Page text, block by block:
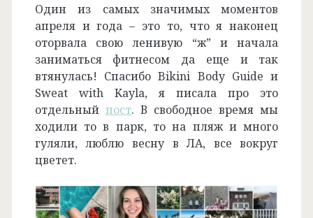
Один из самых значимых моментов
апреля и года – это то, что я наконец
оторвала свою ленивую “ж” и начала
заниматься фитнесом да еще и так
втянулась! Спасибо Bikini Body Guide и
Sweat with Kayla, я писала про это
отдельный пост. В свободное время мы
ходили то в парк, то на пляж и много
гуляли, люблю весну в ЛА, все вокруг
цветет.